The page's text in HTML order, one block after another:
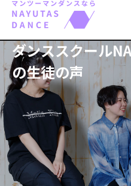
ダンススクール
の生徒の声